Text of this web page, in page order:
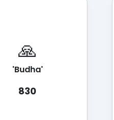
🙏
'Budha'
830